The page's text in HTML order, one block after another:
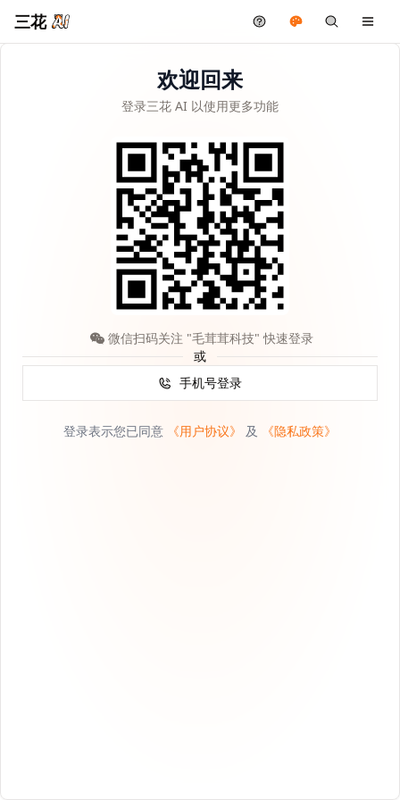
三花
欢迎回来
登录三花 AI 以使用更多功能
手机号登录
或
微信扫码关注 "毛茸茸科技" 快速登录
登录表示您已同意 《用户协议》 及 《隐私政策》